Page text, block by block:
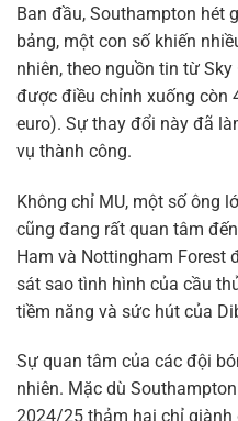
Ban đầu, Southampton hét
bảng, một con số khiến
nhiên, theo nguồn tin từ
được điều chỉnh xuống còn
euro). Sự thay đổi này đã
vụ thành công.
Không chỉ MU, một số ông
cũng đang rất quan tâm
Ham và Nottingham Forest
sát sao tình hình của cầu
tiềm năng và sức hút của
Sự quan tâm của các đội
nhiên. Mặc dù
2024/25 thảm hại chỉ